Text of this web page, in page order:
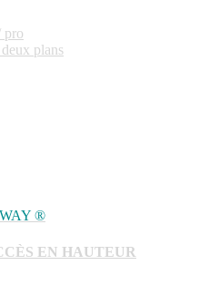
pro
plans
®
EN HAUTEUR